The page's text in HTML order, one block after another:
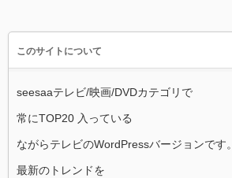
このサイトについて
seesaaテレビ/映画/DVDカテゴリで
常にTOP20 入っている
ながらテレビのWordPressバージョンです。
最新のトレンドを